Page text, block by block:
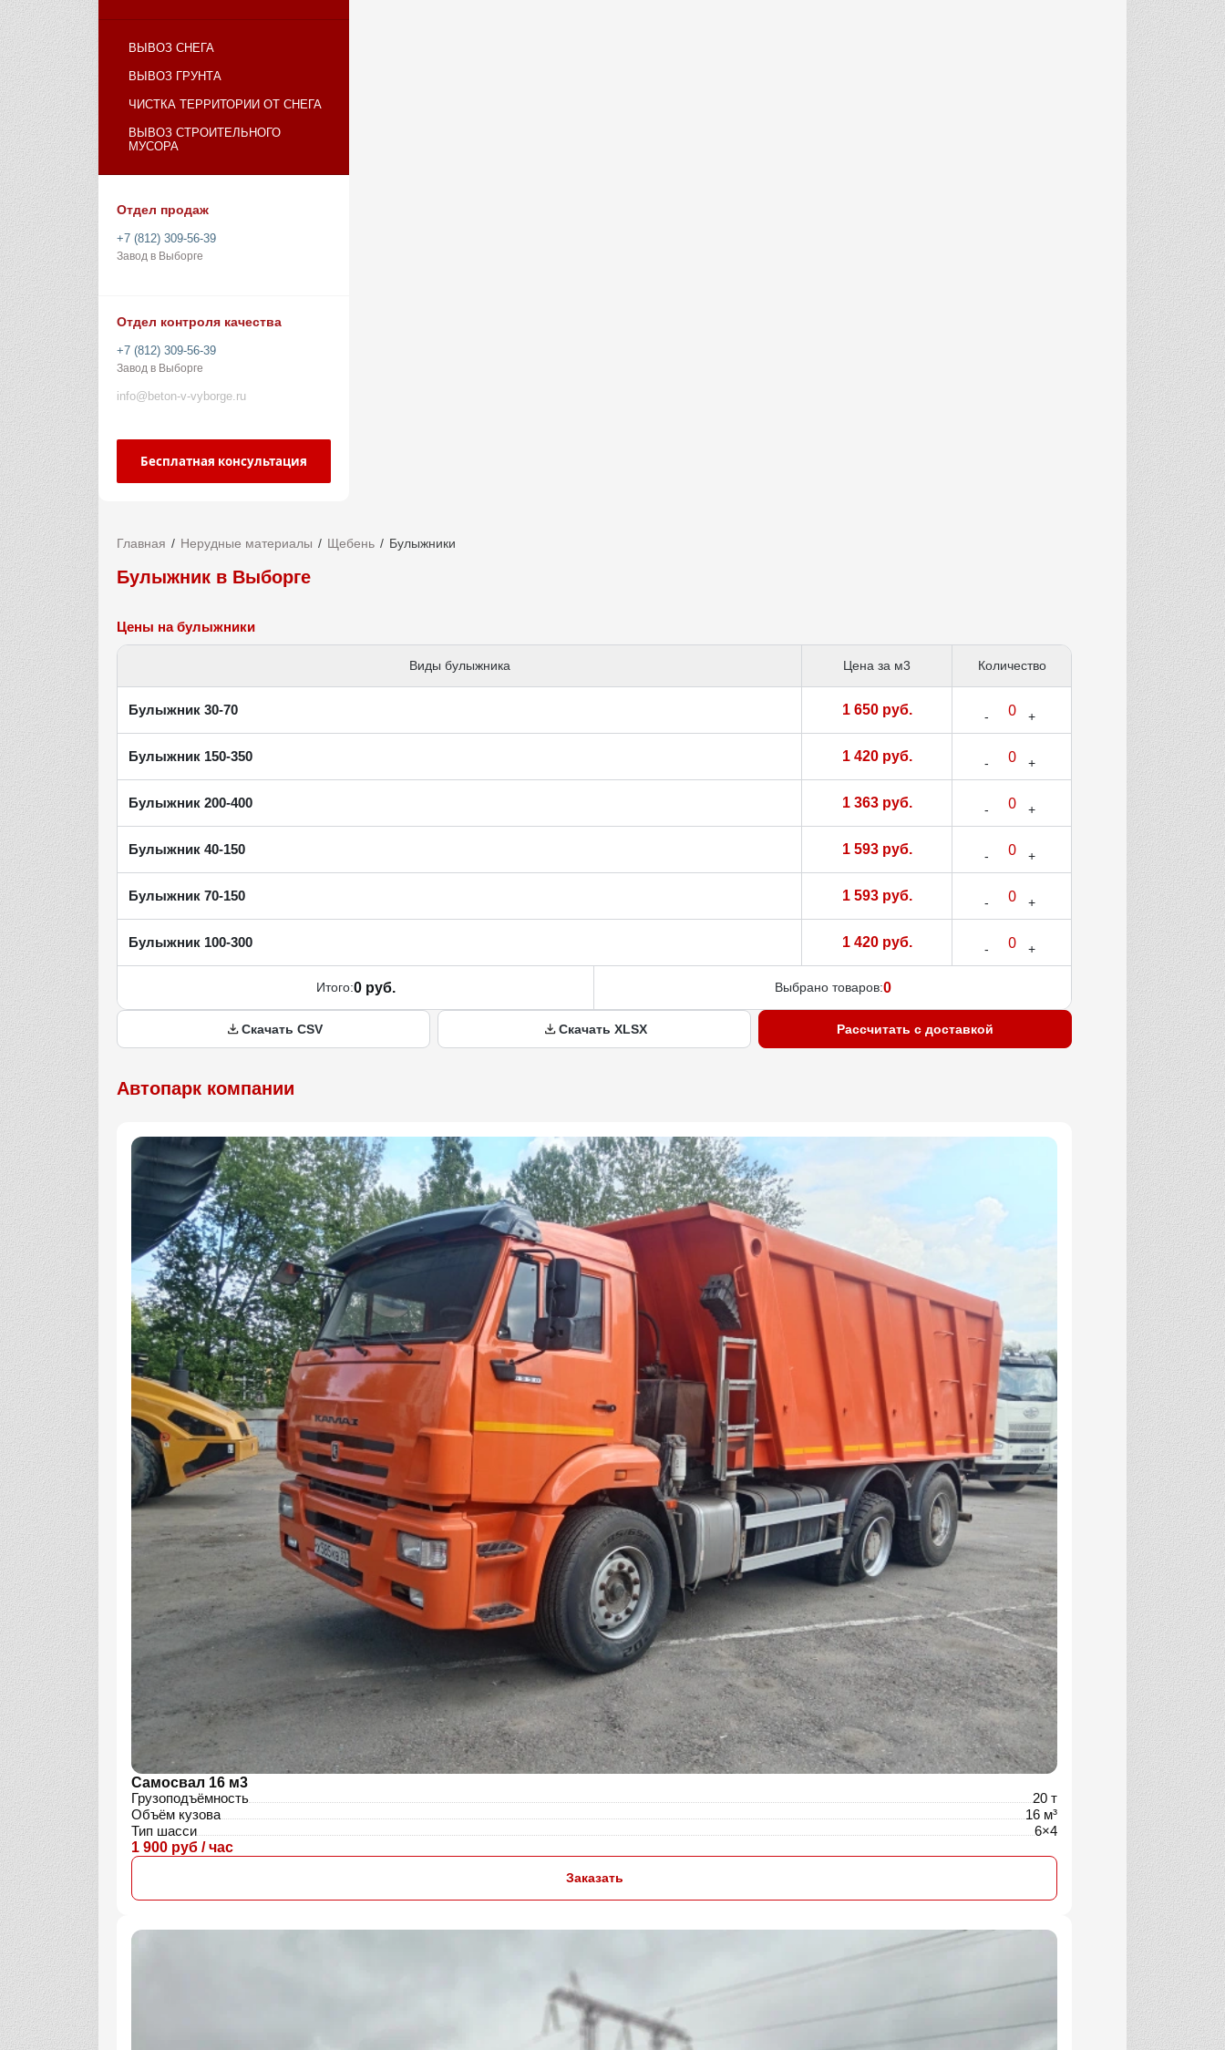
ВЫВОЗ СНЕГА
ВЫВОЗ ГРУНТА
ЧИСТКА ТЕРРИТОРИИ ОТ СНЕГА
ВЫВОЗ СТРОИТЕЛЬНОГО
МУСОРА
Отдел продаж
+7 (812) 309-56-39
Завод в Выборге
Отдел контроля качества
+7 (812) 309-56-39
Завод в Выборге
info@beton-v-vyborge.ru
Бесплатная консультация
Главная Нерудные материалы Щебень Булыжники
Булыжник в Выборге
Цены на булыжники
Виды булыжника Цена за м3 Количество
Булыжник 30-70 1 650 руб.
Булыжник 150-350 1 420 руб.
Булыжник 200-400 1 363 руб.
Булыжник 40-150 1 593 руб.
Булыжник 70-150 1 593 руб.
Булыжник 100-300 1 420 руб.
Итого:0 руб. Выбрано товаров:0
Скачать CSV Скачать XLSX Рассчитать с доставкой
Автопарк компании
Самосвал 16 м3
Грузоподъёмность
20 т
Объём кузова
16 м³
Тип шасси
6×4
1 900 руб / час
Заказать